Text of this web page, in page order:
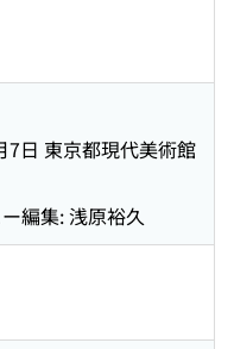
日 東京都現代美術館
編集: 浅原裕久